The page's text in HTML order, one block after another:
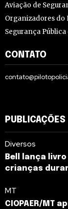
Aviação de
Organizadores do
Segurança Pública
CONTATO
Diversos
Bell lança
crianças
MT
CIOPAER/MT